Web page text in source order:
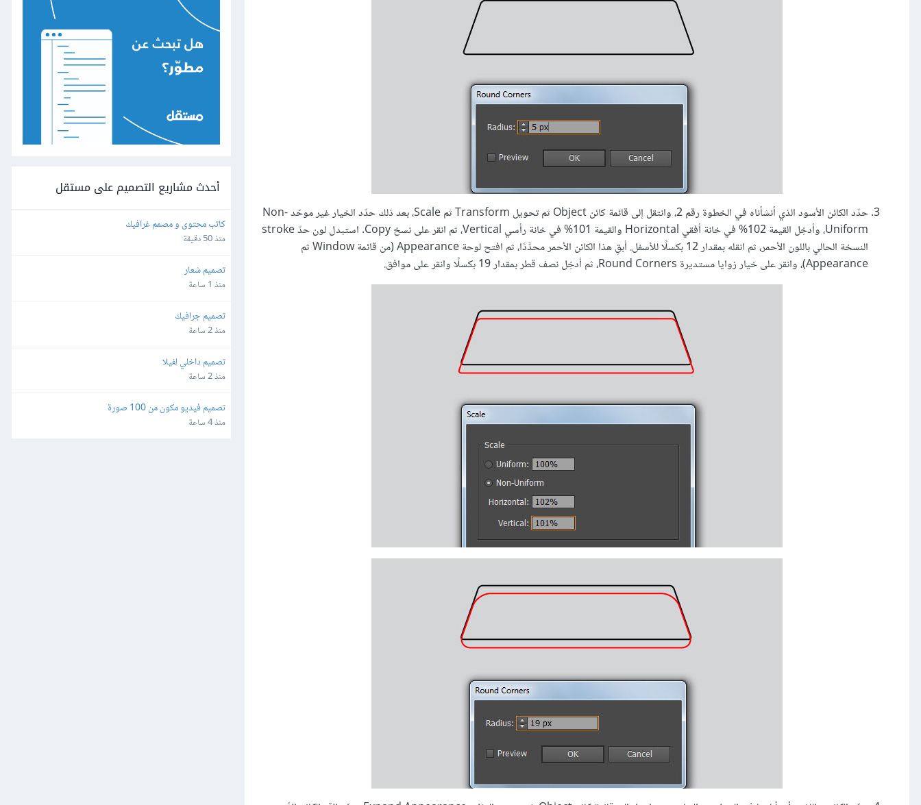
حدّد الكائن الأسود الذي أنشأناه في الخطوة رقم 2، وانتقل إلى قائمة كائن Object ثم تحويل Transform ثم Scale، بعد ذلك حدّد الخيار غير موحّد Non-
Uniform، وأدخِل القيمة 102% في خانة أفقي Horizontal والقيمة 101% في خانة رأسي Vertical، ثم انقر على نسخ Copy. استبدل لون حدّ stroke
النسخة الحالي باللون الأحمر، ثم انقله بمقدار 12 بكسلًا للأسفل. أبقِ هذا الكائن الأحمر محدَّدًا، ثم افتح لوحة Appearance (من قائمة Window ثم
Appearance)، وانقر على خيار زوايا مستديرة Round Corners، ثم أدخِل نصف قطر بمقدار 19 بكسلًا وانقر على موافق.
أحدث مشاريع التصميم على مستقل
كاتب محتوى و مصمم غرافيك
منذ 50 دقيقة
تصميم شعار
منذ 1 ساعة
تصميم جرافيك
منذ 2 ساعة
تصميم داخلي لفيلا
منذ 2 ساعة
تصميم فيديو مكون من 100 صورة
منذ 4 ساعة